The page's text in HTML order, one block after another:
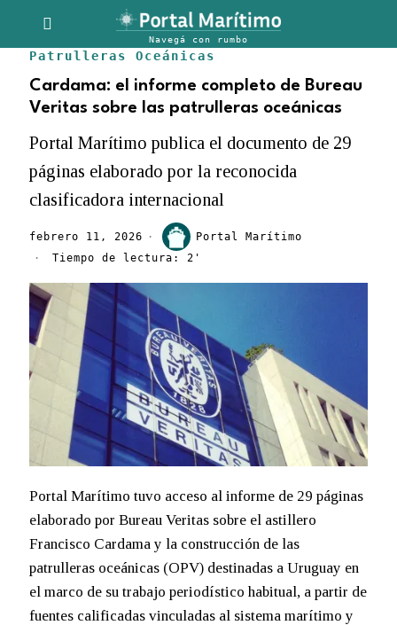
Patrulleras Oceánicas
Cardama: el informe completo de Bureau
Veritas sobre las patrulleras oceánicas
Portal Marítimo publica el documento de 29
páginas elaborado por la reconocida
clasificadora internacional
febrero 11, 2026
Portal Marítimo
Tiempo de lectura: 2'
Portal Marítimo tuvo acceso al informe de 29 páginas
elaborado por Bureau Veritas sobre el astillero
Francisco Cardama y la construcción de las
patrulleras oceánicas (OPV) destinadas a Uruguay en
el marco de su trabajo periodístico habitual, a partir de
fuentes calificadas vinculadas al sistema marítimo y